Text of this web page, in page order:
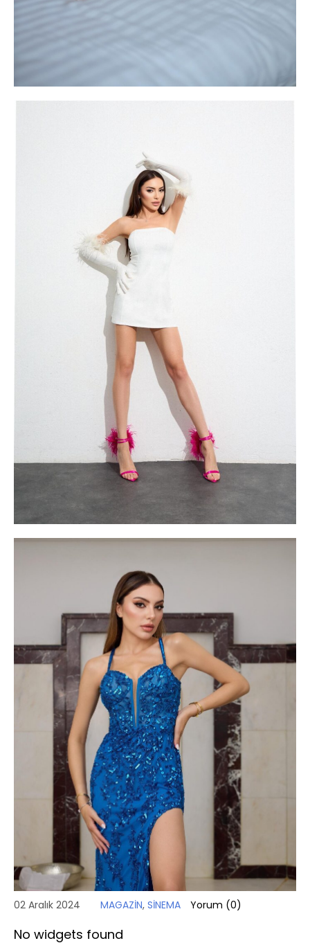
02 Aralık 2024 MAGAZİN, SİNEMA Yorum (0)
No widgets found